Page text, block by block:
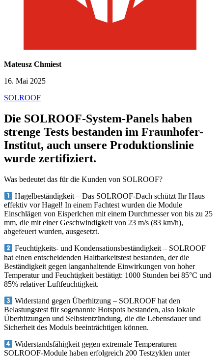
Mateusz Chmiest
16. Mai 2025
SOLROOF
Die SOLROOF-System-Panels haben
strenge Tests bestanden im Fraunhofer-
Institut, auch unsere Produktionslinie
wurde zertifiziert.
Was bedeutet das für die Kunden von SOLROOF?
Hagelbeständigkeit – Das SOLROOF-Dach schützt Ihr Haus
effektiv vor Hagel! In einem Fachtest wurden die Module
Einschlägen von Eisperlchen mit einem Durchmesser von bis zu 25
mm, die mit einer Geschwindigkeit von 23 m/s (83 km/h),
abgefeuert wurden, ausgesetzt.
Feuchtigkeits- und Kondensationsbeständigkeit – SOLROOF
hat einen entscheidenden Haltbarkeitstest bestanden, der die
Beständigkeit gegen langanhaltende Einwirkungen von hoher
Temperatur und Feuchtigkeit bestätigt: 1000 Stunden bei 85°C und
85% relativer Luftfeuchtigkeit.
Widerstand gegen Überhitzung – SOLROOF hat den
Belastungstest für sogenannte Hotspots bestanden, also lokale
Überhitzungen und Selbstentzündung, die die Lebensdauer und
Sicherheit des Moduls beeinträchtigen können.
Widerstandsfähigkeit gegen extremale Temperaturen –
SOLROOF-Module haben erfolgreich 200 Testzyklen unter